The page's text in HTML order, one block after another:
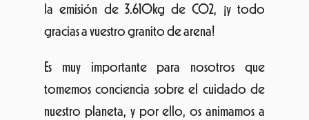
la emisión de 3.610kg de CO2, ¡y todo
gracias a vuestro granito de arena!
Es muy importante para nosotros que
tomemos conciencia sobre el cuidado de
nuestro planeta, y por ello, os animamos a